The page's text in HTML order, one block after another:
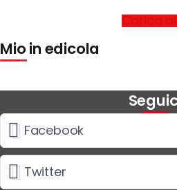
Carica
Mio in edicola
Facebook
Twitter